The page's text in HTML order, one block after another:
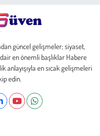
güncel gelişmeler; siyaset,
en önemli başlıklar Habere
anlayışıyla en sıcak gelişmeleri
edin.